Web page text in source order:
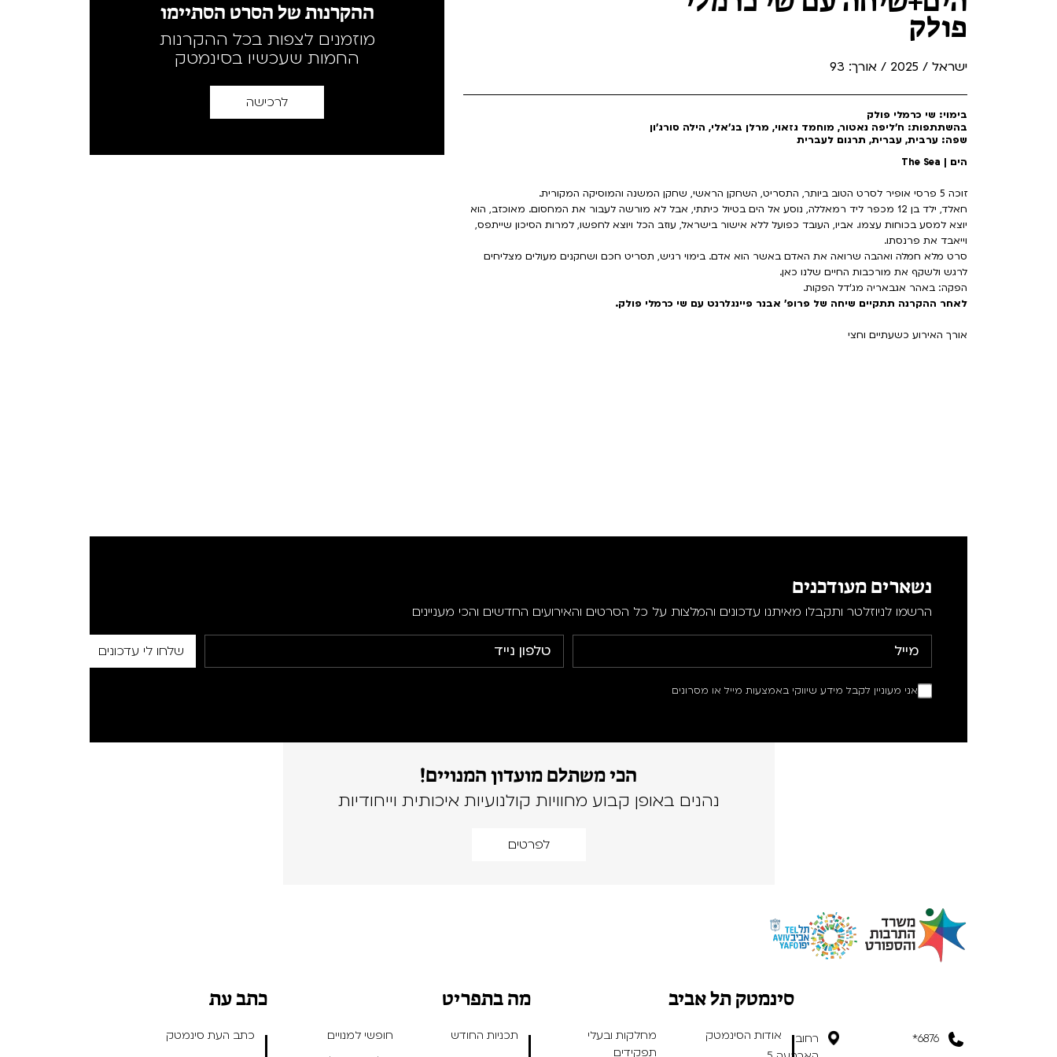
פולק
ישראל / 2025 / אורך: 93
בימוי: שי כרמלי פולק
בהשתתפות: ח'ליפה נאטור, מוחמד גזאוי, מרלן בג׳אלי, הילה סורג'ון
שפה: ערבית, עברית, תרגום לעברית
הים | The Sea
זוכה 5 פרסי אופיר לסרט הטוב ביותר, התסריט, השחקן הראשי, שחקן המשנה והמוסיקה המקורית.
חאלד, ילד בן 12 מכפר ליד רמאללה, נוסע אל הים בטיול כיתתי, אבל לא מורשה לעבור את המחסום. מאוכזב, הוא
יוצא למסע בכוחות עצמו. אביו, העובד כפועל ללא אישור בישראל, עוזב הכל ויוצא לחפשו, למרות הסיכון שייתפס,
וייאבד את פרנסתו.
סרט מלא חמלה ואהבה שרואה את האדם באשר הוא אדם. בימוי רגיש, תסריט חכם ושחקנים מעולים מצליחים
לרגש ולשקף את מורכבות החיים שלנו כאן.
הפקה: באהר אגבאריה מג'דל הפקות.
לאחר ההקרנה תתקיים שיחה של פרופ׳ אבנר פיינגלרנט עם שי כרמלי פולק.
אורך האירוע כשעתיים וחצי
ההקרנות של הסרט הסתיימו
מוזמנים לצפות בכל ההקרנות
החמות שעכשיו בסינמטק
לרכישה
נשארים מעודכנים
הרשמו לניוזלטר ותקבלו מאיתנו עדכונים והמלצות על כל הסרטים והאירועים החדשים והכי מעניינים
אני מעוניין לקבל מידע שיווקי באמצעות מייל או מסרונים
הכי משתלם מועדון המנויים!
נהנים באופן קבוע מחוויות קולנועיות איכותית וייחודיות
לפרטים
6876*
רחוב
סינמטק תל אביב
אודות הסינמטק
מחלקות ובעלי
תפקידים
מה בתפריט
תכניות החודש
חופשי למנויים
כתב עת
כתב העת סינמטק